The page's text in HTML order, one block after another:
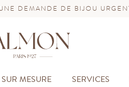
DEMANDE DE BIJOU
MESURE SERVICES